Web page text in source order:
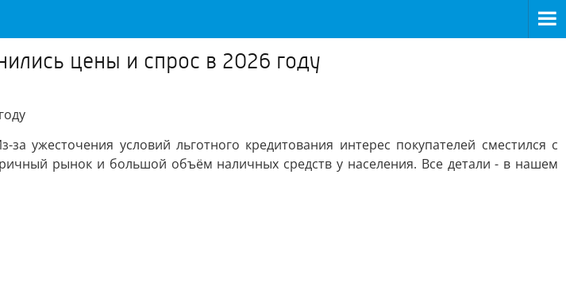
цены и спрос в 2026 году
ужесточения условий льготного кредитования интерес покупателей сместился с
рынок и большой объём наличных средств у населения. Все детали - в нашем